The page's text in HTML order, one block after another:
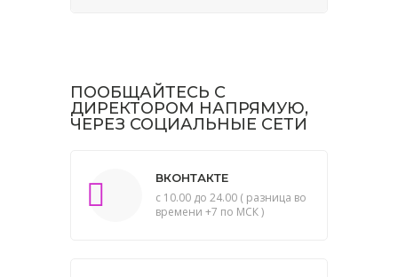
ПООБЩАЙТЕСЬ С
ДИРЕКТОРОМ НАПРЯМУЮ,
ЧЕРЕЗ СОЦИАЛЬНЫЕ СЕТИ
ВКОНТАКТЕ
с 10.00 до 24.00 ( разница во
времени +7 по МСК )